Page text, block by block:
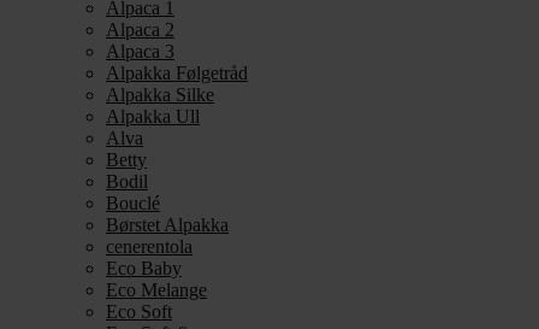
Alpaca 1
Alpaca 2
Alpaca 3
Alpakka Følgetråd
Alpakka Silke
Alpakka Ull
Alva
Betty
Bodil
Bouclé
Børstet Alpakka
cenerentola
Eco Baby
Eco Melange
Eco Soft